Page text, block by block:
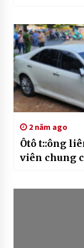
2 năm ago
Ôtô t::ông
viên chung